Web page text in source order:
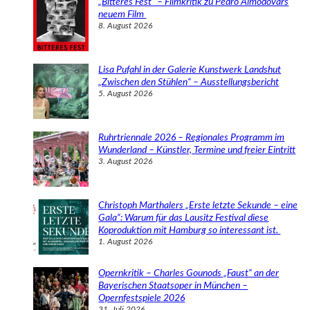
neuem Film
8. August 2026
Lisa Pufahl in der Galerie Kunstwerk Landshut
„Zwischen den Stühlen“ – Ausstellungsbericht
5. August 2026
Ruhrtriennale 2026 – Regionales Programm im
Wunderland – Künstler, Termine und freier Eintritt
3. August 2026
Christoph Marthalers „Erste letzte Sekunde – eine
Gala“: Warum für das Lausitz Festival diese
Koproduktion mit Hamburg so interessant ist.
1. August 2026
Opernkritik – Charles Gounods „Faust“ an der
Bayerischen Staatsoper in München –
Opernfestspiele 2026